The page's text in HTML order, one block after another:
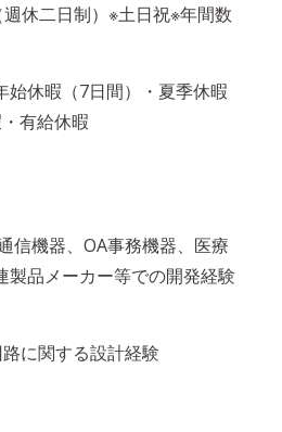
休二日制）※土日祝※年間数
始休暇（7日間）・夏季休暇
有給休暇
信機器、OA事務機器、医療
製品メーカー等での開発経験
に関する設計経験